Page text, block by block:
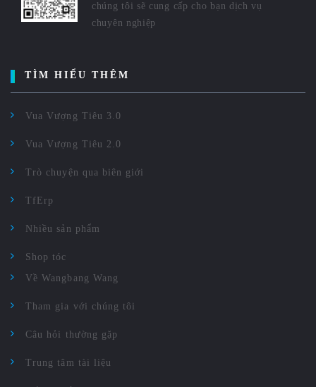
chúng tôi sẽ cung cấp cho bạn dịch vụ
chuyên nghiệp
TÌM HIỂU THÊM
Vua Vượng Tiêu 3.0
Vua Vượng Tiêu 2.0
Trò chuyện qua biên giới
TfErp
Nhiều sản phẩm
Shop tóc
Về Wangbang Wang
Tham gia với chúng tôi
Câu hỏi thường gặp
Trung tâm tài liệu